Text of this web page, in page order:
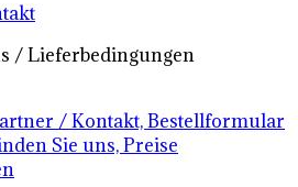
/ Lieferbedingungen
/ Kontakt, Bestellformular
Sie uns, Preise